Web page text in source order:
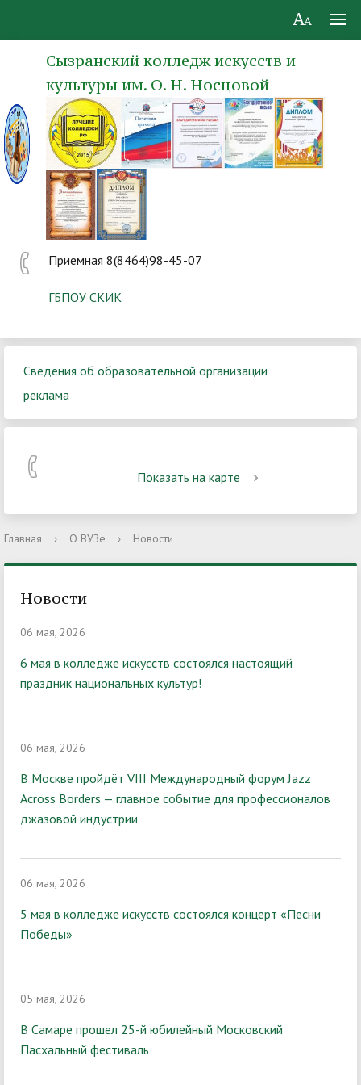
Сызранский колледж искусств и
культуры им. О. Н. Носцовой
Приемная 8(8464)98-45-07
ГБПОУ СКИК
Сведения об образовательной организации
реклама
Показать на карте
Главная › О ВУЗе › Новости
Новости
06 мая, 2026
6 мая в колледже искусств состоялся настоящий
праздник национальных культур!
06 мая, 2026
В Москве пройдёт VIII Международный форум Jazz
Across Borders — главное событие для профессионалов
джазовой индустрии
06 мая, 2026
5 мая в колледже искусств состоялся концерт «Песни
Победы»
05 мая, 2026
В Самаре прошел 25-й юбилейный Московский
Пасхальный фестиваль